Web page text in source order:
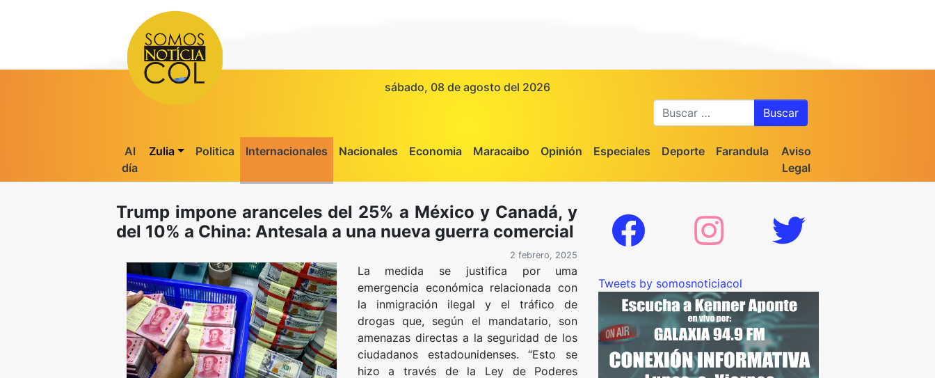
sábado, 08 de agosto del 2026
Al
día
Zulia Politica Internacionales Nacionales Economia Maracaibo Opinión Especiales Deporte Farandula
Aviso
Legal
Trump impone aranceles del 25% a México y Canadá, y
del 10% a China: Antesala a una nueva guerra comercial
2 febrero, 2025
La medida se justifica por uma
emergencia económica relacionada con
la inmigración ilegal y el tráfico de
drogas que, según el mandatario, son
amenazas directas a la seguridad de los
ciudadanos estadounidenses. “Esto se
hizo a través de la Ley de Poderes
Tweets by somosnoticiacol